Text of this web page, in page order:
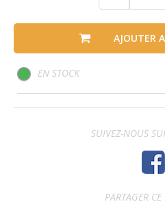
AJOUTER
EN STOCK
SUIVEZ-NOUS
PARTAGER